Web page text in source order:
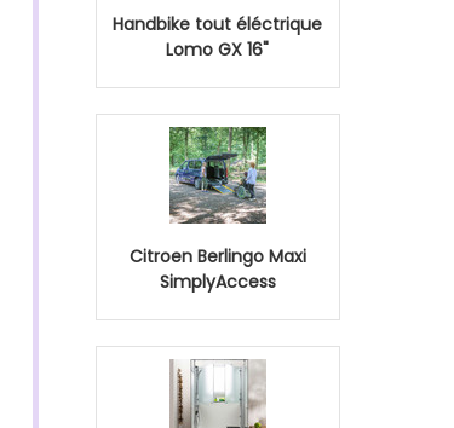
Handbike tout éléctrique
Lomo GX 16"
Citroen Berlingo Maxi
SimplyAccess